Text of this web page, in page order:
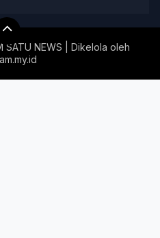
SATU NEWS | Dikelola oleh